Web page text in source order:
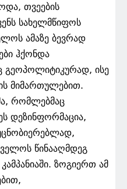
თვეების
სახელმწიფოს
ამაზე ბევრად
ჰქონდა
ისე
მიმართულებით.
რომლებმაც
დეზინფორმაცია,
წინააღმდეგ
ზოგიერთ ამ